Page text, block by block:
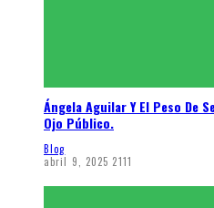
Ángela Aguilar Y El Peso De
Ojo Público.
Blog
abril 9, 2025 2111